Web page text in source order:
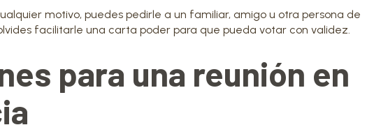
motivo, puedes pedirle a un familiar, amigo u otra persona de
facilitarle una carta poder para que pueda votar con validez.
para una reunión en